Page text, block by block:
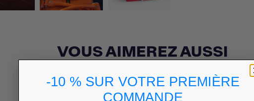
VOUS AIMEREZ AUSSI
-10 % SUR VOTRE PREMIÈRE
COMMANDE